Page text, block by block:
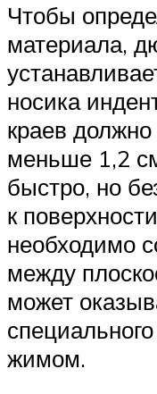
Чтобы
материала,
носика
краев
меньше 1,2
быстро, но
к
необходимо
между
может
жимом.